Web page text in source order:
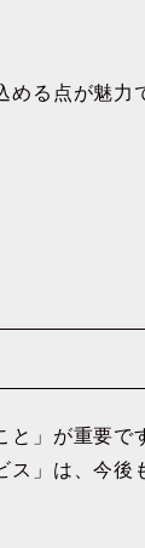
める点が魅力
と」 が重要で
ス」 は、今後